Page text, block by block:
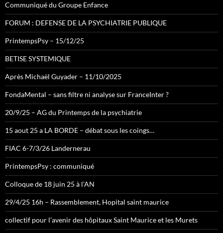
Communiqué du Groupe Enfance
FORUM : DEFENSE DE LA PSYCHIATRIE PUBLIQUE
PrintempsPsy – 15/12/25
BETISE SYSTEMIQUE
Après Michaël Guyader – 11/10/2025
FondaMental – sans filtre ni analyse sur FranceInter ?
20/9/25 – AG du Printemps de la psychiatrie
15 aout 25 a LA BORDE – débat sous les coings…
FIAC 6-7/3/26 Landernerau
PrintempsPsy : communiqué
Colloque de 18 juin 25 à l’AN
29/4/25 16h – Rassemblement, Hopital saint maurice
collectif pour l’avenir des hôpitaux Saint Maurice et les Murets